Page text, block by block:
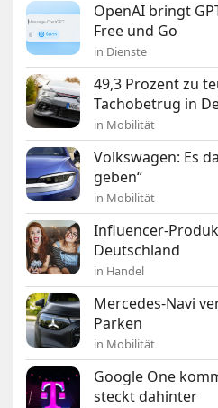
OpenAI bringt
Free und Go
in Dienste
49,3 Prozent zu
Tachobetrug in
in Mobilität
Volkswagen: Es
geben“
in Mobilität
Influencer-
Deutschland
in Handel
Mercedes-Navi
Parken
in Mobilität
Google One
steckt dahinter